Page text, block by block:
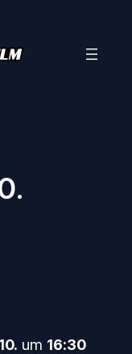
um 16:30